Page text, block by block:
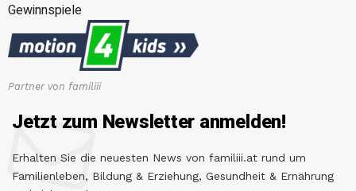
Gewinnspiele
Partner von familiii
Jetzt zum Newsletter anmelden!
Erhalten Sie die neuesten News von familiii.at rund um
Familienleben, Bildung & Erziehung, Gesundheit & Ernährung